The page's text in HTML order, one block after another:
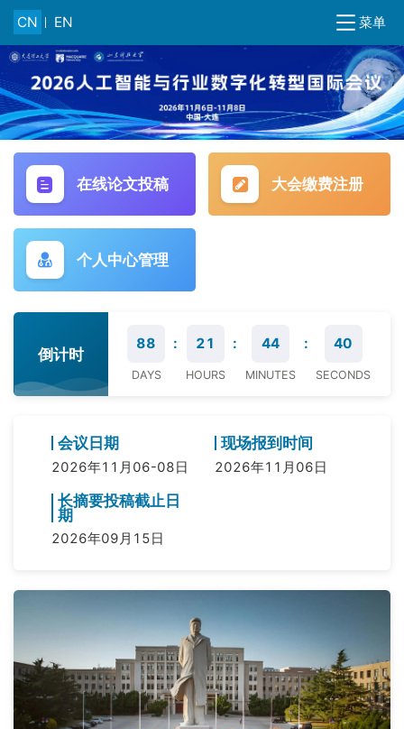
菜单
CN EN
在线论文投稿 大会缴费注册
个人中心管理
倒计时
88
DAYS
: 21
HOURS
: 44
MINUTES
: 40
SECONDS
会议日期
2026年11月06-08日
现场报到时间
2026年11月06日
长摘要投稿截止日
期
2026年09月15日